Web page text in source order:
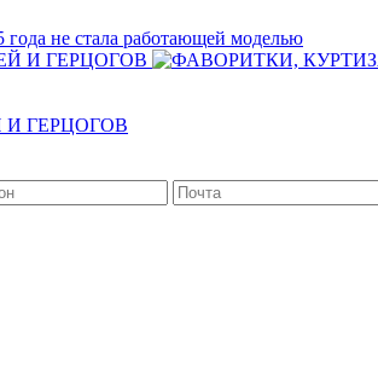
не стала работающей моделью
ГЕРЦОГОВ